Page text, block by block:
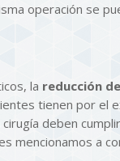
operación se
la reducción
tienen por el
deben
mencionamos a